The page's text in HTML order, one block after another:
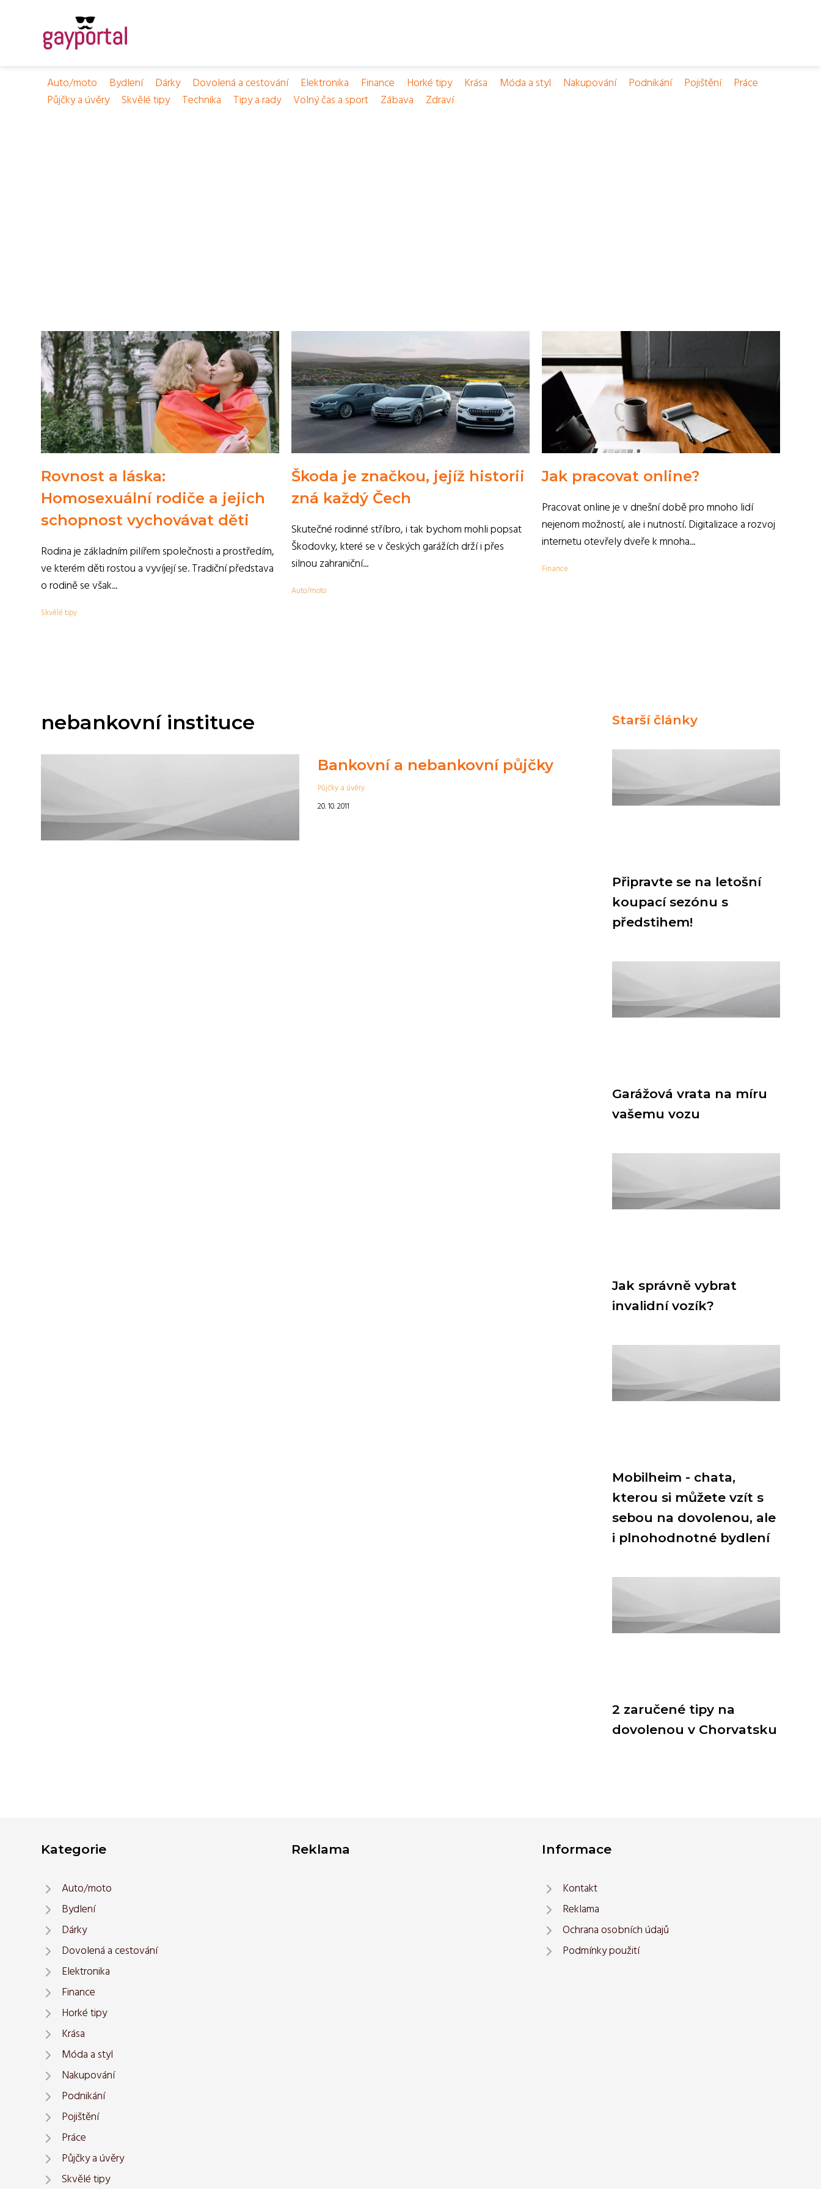
Auto/moto Bydlení Dárky Dovolená a cestování Elektronika Finance Horké tipy Krása Móda a styl Nakupování Podnikání Pojištění
Práce
Půjčky a úvěry
Skvělé tipy Technika Tipy a rady Volný čas a sport Zábava Zdraví
Rovnost a láska:
Homosexuální rodiče a jejich
schopnost vychovávat děti
Rodina je základním pilířem společnosti a prostředím,
ve kterém děti rostou a vyvíjejí se. Tradiční představa
o rodině se však...
Skvělé tipy
Škoda je značkou, jejíž historii
zná každý Čech
Skutečné rodinné stříbro, i tak bychom mohli popsat
Škodovky, které se v českých garážích drží i přes
silnou zahraniční...
Auto/moto
Jak pracovat online?
Pracovat online je v dnešní době pro mnoho lidí
nejenom možností, ale i nutností. Digitalizace a rozvoj
internetu otevřely dveře k mnoha...
Finance
nebankovní instituce
Bankovní a nebankovní půjčky
Půjčky a úvěry
20. 10. 2011
Starší články
Připravte se na letošní
koupací sezónu s
předstihem!
Garážová vrata na míru
vašemu vozu
Jak správně vybrat
invalidní vozík?
Mobilheim - chata,
kterou si můžete vzít s
sebou na dovolenou, ale
i plnohodnotné bydlení
2 zaručené tipy na
dovolenou v Chorvatsku
Kategorie
Auto/moto
Bydlení
Dárky
Dovolená a cestování
Elektronika
Finance
Horké tipy
Krása
Móda a styl
Nakupování
Podnikání
Pojištění
Práce
Půjčky a úvěry
Skvělé tipy
Reklama Informace
Kontakt
Reklama
Ochrana osobních údajů
Podmínky použití